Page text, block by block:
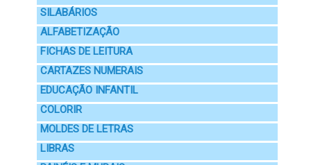
SILABÁRIOS
ALFABETIZAÇÃO
FICHAS DE LEITURA
CARTAZES NUMERAIS
EDUCAÇÃO INFANTIL
COLORIR
MOLDES DE LETRAS
LIBRAS